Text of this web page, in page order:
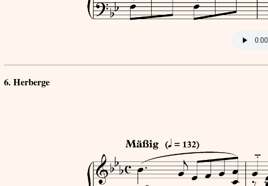
6. Herberge